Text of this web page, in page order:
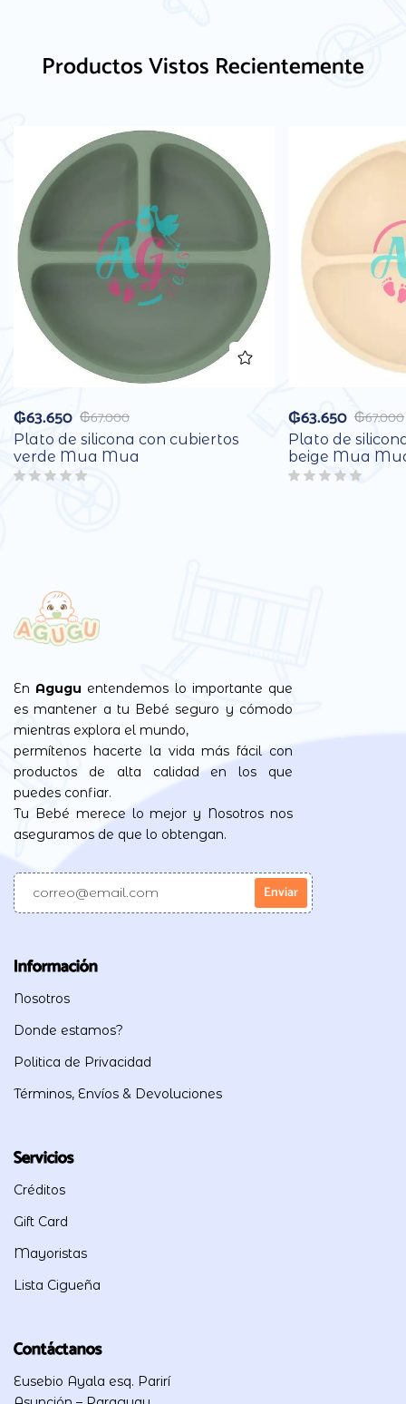
Productos Vistos Recientemente
₲67.000
₲63.650
Plato de silicona con cubiertos
verde Mua Mua
₲67.000
₲63.650
Plato de
beige Mua
En Agugu entendemos lo importante que
es mantener a tu Bebé seguro y cómodo
mientras explora el mundo,
permítenos hacerte la vida más fácil con
productos de alta calidad en los que
puedes confiar.
Tu Bebé merece lo mejor y Nosotros nos
aseguramos de que lo obtengan.
Información
Nosotros
Donde estamos?
Politica de Privacidad
Términos, Envíos & Devoluciones
Servicios
Créditos
Gift Card
Mayoristas
Lista Cigueña
Contáctanos
Eusebio Ayala esq. Parirí